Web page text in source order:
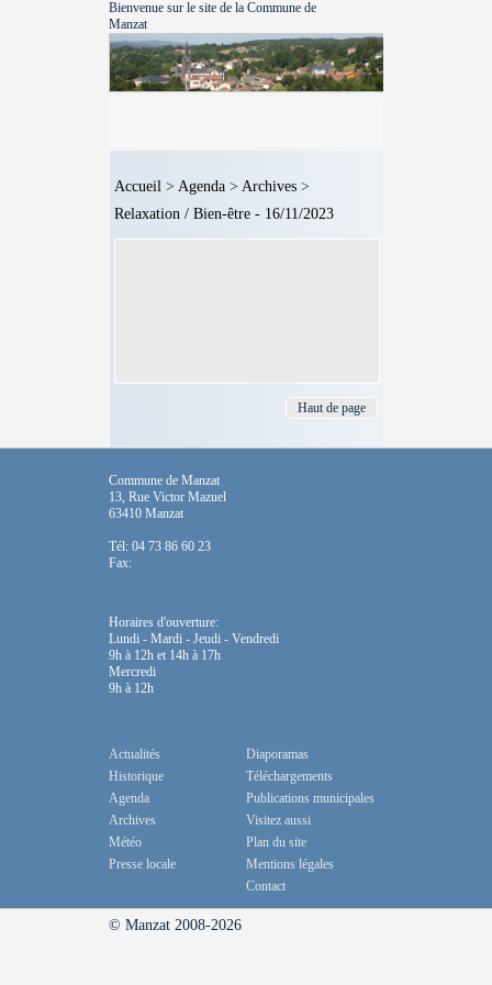
Bienvenue sur le site de la Commune de
Manzat
Accueil > Agenda > Archives >
Relaxation / Bien-être - 16/11/2023
Haut de page
Commune de Manzat
13, Rue Victor Mazuel
63410 Manzat
Tél: 04 73 86 60 23
Fax:
Horaires d'ouverture:
Lundi - Mardi - Jeudi - Vendredi
9h à 12h et 14h à 17h
Mercredi
9h à 12h
Actualités
Historique
Agenda
Archives
Météo
Presse locale
Diaporamas
Téléchargements
Publications municipales
Visitez aussi
Plan du site
Mentions légales
Contact
© Manzat 2008-2026